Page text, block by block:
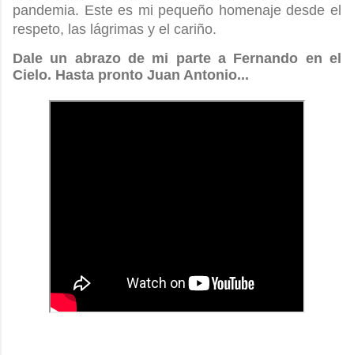
pandemia. Este es mi pequeño homenaje desde el
respeto, las lágrimas y el cariño.
Dale un abrazo de mi parte a Fernando en el
Cielo. Hasta pronto Juan Antonio...